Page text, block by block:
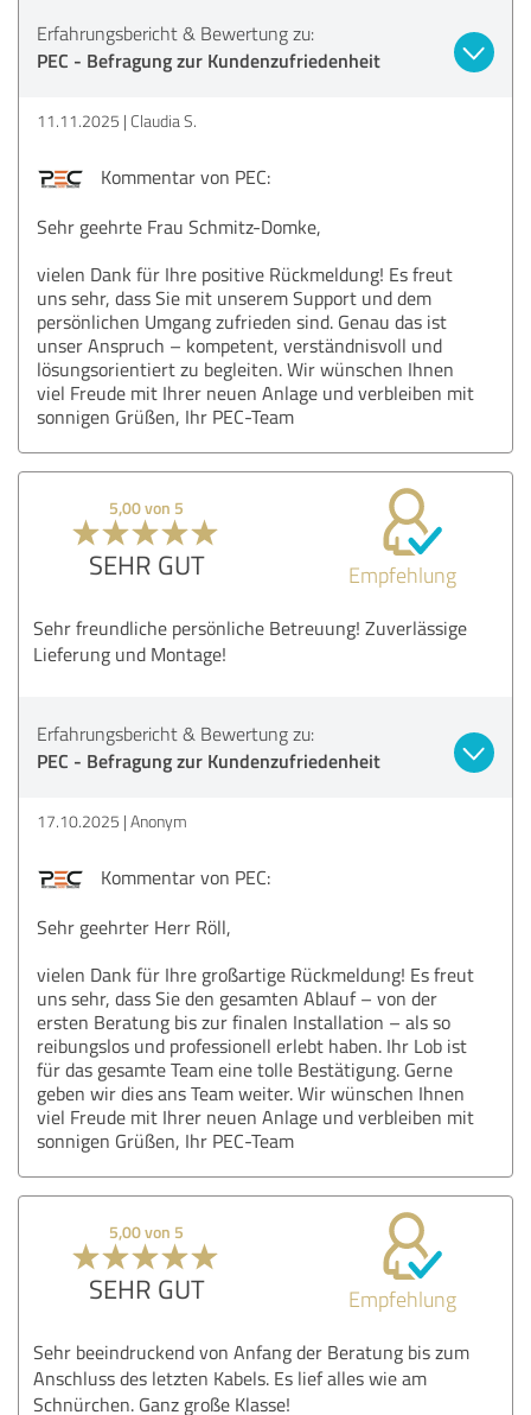
Erfahrungsbericht & Bewertung zu:
PEC - Befragung zur Kundenzufriedenheit
11.11.2025 Claudia S.
Kommentar von PEC:
Sehr geehrte Frau Schmitz-Domke,
vielen Dank für Ihre positive Rückmeldung! Es freut
uns sehr, dass Sie mit unserem Support und dem
persönlichen Umgang zufrieden sind. Genau das ist
unser Anspruch – kompetent, verständnisvoll und
lösungsorientiert zu begleiten. Wir wünschen Ihnen
viel Freude mit Ihrer neuen Anlage und verbleiben mit
sonnigen Grüßen, Ihr PEC-Team
5,00 von 5
SEHR GUT Empfehlung
Sehr freundliche persönliche Betreuung! Zuverlässige
Lieferung und Montage!
Erfahrungsbericht & Bewertung zu:
PEC - Befragung zur Kundenzufriedenheit
17.10.2025 Anonym
Kommentar von PEC:
Sehr geehrter Herr Röll,
vielen Dank für Ihre großartige Rückmeldung! Es freut
uns sehr, dass Sie den gesamten Ablauf – von der
ersten Beratung bis zur finalen Installation – als so
reibungslos und professionell erlebt haben. Ihr Lob ist
für das gesamte Team eine tolle Bestätigung. Gerne
geben wir dies ans Team weiter. Wir wünschen Ihnen
viel Freude mit Ihrer neuen Anlage und verbleiben mit
sonnigen Grüßen, Ihr PEC-Team
5,00 von 5
SEHR GUT Empfehlung
Sehr beeindruckend von Anfang der Beratung bis zum
Anschluss des letzten Kabels. Es lief alles wie am
Schnürchen. Ganz große Klasse!